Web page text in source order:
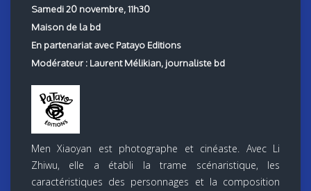
Samedi 20 novembre, 11h30
Maison de la bd
En partenariat avec Patayo Editions
Modérateur : Laurent Mélikian, journaliste bd
Men Xiaoyan est photographe et cinéaste. Avec Li
Zhiwu, elle a établi la trame scénaristique, les
caractéristiques des personnages et la composition